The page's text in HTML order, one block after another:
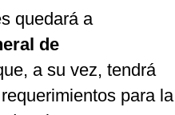
quedará a
de
a su vez, tendrá
para la